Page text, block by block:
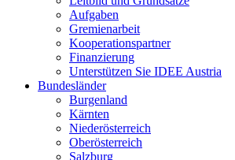
Aufgaben
Gremienarbeit
Kooperationspartner
Finanzierung
Unterstützen Sie IDEE Austria
Bundesländer
Burgenland
Kärnten
Niederösterreich
Oberösterreich
Salzburg